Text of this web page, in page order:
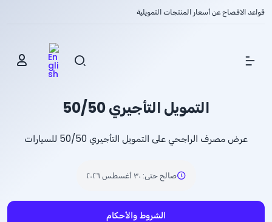
قواعد الافصاح عن أسعار المنتجات التمويلية
Show Menu
التمويل التأجيري 50/50
عرض مصرف الراجحي على التمويل التأجيري 50/50 للسيارات
صالح حتى: ٣٠ أغسطس ٢٠٢٦
الشروط والأحكام